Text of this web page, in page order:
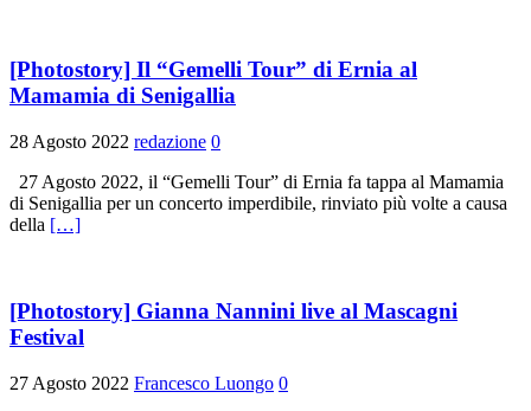
[Photostory] Il “Gemelli Tour” di Ernia al
Mamamia di Senigallia
28 Agosto 2022 redazione 0
27 Agosto 2022, il “Gemelli Tour” di Ernia fa tappa al Mamamia
di Senigallia per un concerto imperdibile, rinviato più volte a causa
della […]
[Photostory] Gianna Nannini live al Mascagni
Festival
27 Agosto 2022 Francesco Luongo 0